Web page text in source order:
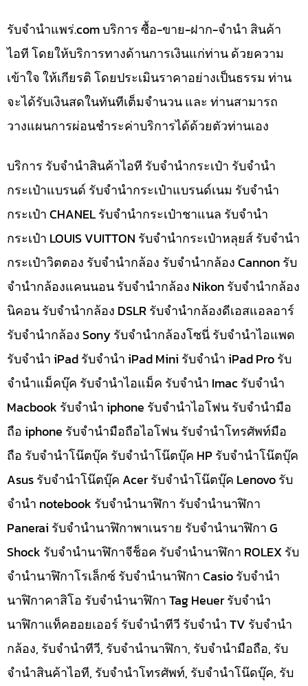
รับจํานําแพร่.com บริการ ซื้อ-ขาย-ฝาก-จำนำ สินค้า
ไอที โดยให้บริการทางด้านการเงินแก่ท่าน ด้วยความ
เข้าใจ ให้เกียรติ โดยประเมินราคาอย่างเป็นธรรม ท่าน
จะได้รับเงินสดในทันทีเต็มจำนวน และ ท่านสามารถ
วางแผนการผ่อนชำระค่าบริการได้ด้วยตัวท่านเอง
บริการ รับจำนำสินค้าไอที รับจำนำกระเป๋า รับจำนำ
กระเป๋าแบรนด์ รับจำนำกระเป๋าแบรนด์เนม รับจำนำ
กระเป๋า CHANEL รับจำนำกระเป๋าชาแนล รับจำนำ
กระเป๋า LOUIS VUITTON รับจำนำกระเป๋าหลุยส์ รับจำนำ
กระเป๋าวิตตอง รับจำนำกล้อง รับจำนำกล้อง Cannon รับ
จำนำกล้องแคนนอน รับจำนำกล้อง Nikon รับจำนำกล้อง
นิคอน รับจำนำกล้อง DSLR รับจำนำกล้องดีเอสแอลอาร์
รับจำนำกล้อง Sony รับจำนำกล้องโซนี่ รับจำนำไอแพด
รับจำนำ iPad รับจำนำ iPad Mini รับจำนำ iPad Pro รับ
จำนำแม็คบุ๊ค รับจำนำไอแม็ค รับจำนำ Imac รับจำนำ
Macbook รับจำนำ iphone รับจำนำไอโฟน รับจำนำมือ
ถือ iphone รับจำนำมือถือไอโฟน รับจำนำโทรศัพท์มือ
ถือ รับจำนำโน๊ตบุ๊ค รับจำนำโน๊ตบุ๊ค HP รับจำนำโน๊ตบุ๊ค
Asus รับจำนำโน๊ตบุ๊ค Acer รับจำนำโน๊ตบุ๊ค Lenovo รับ
จำนำ notebook รับจำนำนาฬิกา รับจำนำนาฬิกา
Panerai รับจำนำนาฬิกาพาเนราย รับจำนำนาฬิกา G
Shock รับจำนำนาฬิกาจีช็อค รับจำนำนาฬิกา ROLEX รับ
จำนำนาฬิกาโรเล็กซ์ รับจำนำนาฬิกา Casio รับจำนำ
นาฬิกาคาสิโอ รับจำนำนาฬิกา Tag Heuer รับจำนำ
นาฬิกาแท็คฮอยเออร์ รับจำนำทีวี รับจำนำ TV รับจำนำ
กล้อง, รับจำนำทีวี, รับจำนำนาฬิกา, รับจำนำมือถือ, รับ
จำนำสินค้าไอที, รับจำนำโทรศัพท์, รับจำนำโน๊ดบุ๊ค, รับ